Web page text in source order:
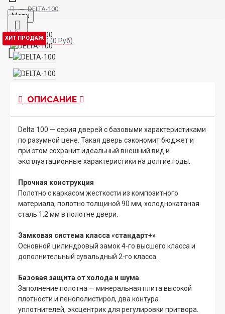
Menu
Товаров 0 (0 Руб)
DELTA-100
ХИТ ПРОДАЖ
ОПИСАНИЕ
Delta 100 — серия дверей с базовыми характеристиками
по разумной цене. Такая дверь сэкономит бюджет и
при этом сохранит идеальный внешний вид и
эксплуатационные характеристики на долгие годы.
Прочная конструкция
Полотно с каркасом жесткости из композитного
материала, полотно толщиной 90 мм, холоднокатаная
сталь 1,2 мм в полотне двери.
Замковая система класса «стандарт+»
Основной цилиндровый замок 4-го высшего класса и
дополнительный сувальдный 2-го класса.
Базовая защита от холода и шума
Заполнение полотна — минеральная плита высокой
плотности и пенополистирол, два контура
уплотнителей, эксцентрик для регулировки притвора.